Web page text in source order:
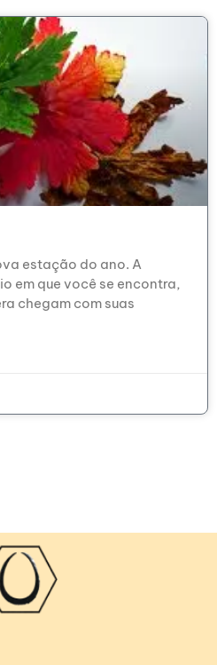
estação do ano. A
em que você se encontra,
chegam com suas